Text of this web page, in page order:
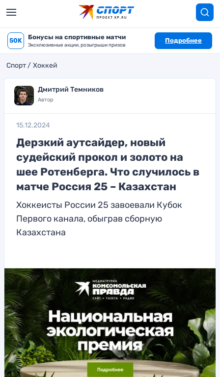
50K Бонусы на спортивные матчи
Эксклюзивные акции, розыгрыши призов
Подробнее
Спорт Хоккей
Дмитрий Темников
Автор
15.12.2024
Дерзкий аутсайдер, новый
судейский прокол и золото на
шее Ротенберга. Что случилось в
матче Россия 25 – Казахстан
Хоккеисты России 25 завоевали Кубок
Первого канала, обыграв сборную
Казахстана